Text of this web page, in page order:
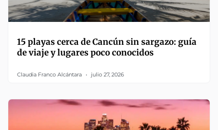
15 playas cerca de Cancún sin sargazo: guía
de viaje y lugares poco conocidos
Claudia Franco Alcántara julio 27, 2026